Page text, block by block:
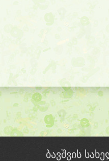
ბავშვის